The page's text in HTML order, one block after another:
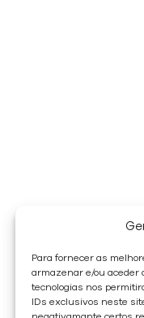
Para fornecer as
armazenar e/ou aceder
tecnologias nos
IDs exclusivos neste